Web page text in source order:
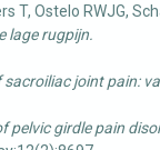
T, Ostelo RWJG,
lage rugpijn.
sacroiliac joint pain:
pelvic girdle pain